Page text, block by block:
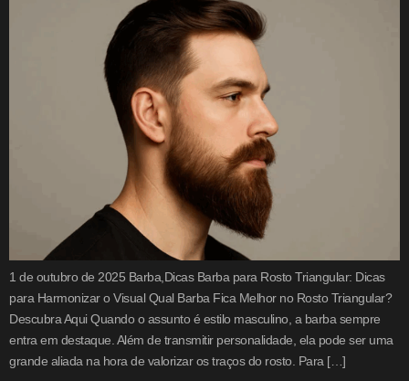
1 de outubro de 2025 Barba,Dicas Barba para Rosto Triangular: Dicas
para Harmonizar o Visual Qual Barba Fica Melhor no Rosto Triangular?
Descubra Aqui Quando o assunto é estilo masculino, a barba sempre
entra em destaque. Além de transmitir personalidade, ela pode ser uma
grande aliada na hora de valorizar os traços do rosto. Para […]